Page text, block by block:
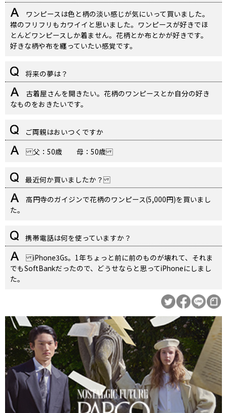
ワンピースは色と柄の淡い感じが気にいって買いました。
襟のフリフリもカワイイと思いました。ワンピースが好きでほ
とんどワンピースしか着ません。花柄とか布とかが好きです。
好きな柄や布を纏っていたい感覚です。
将来の夢は？
古着屋さんを開きたい。花柄のワンピースとか自分の好き
なものをおきたいです。
ご両親はおいつくですか
父：50歳 母：50歳
最近何か買いましたか？
高円寺のガイジンで花柄のワンピース(5,000円)を買いまし
た。
携帯電話は何を使っていますか？
iPhone3Gs。1年ちょっと前に前のものが壊れて、それま
でもSoftBankだったので、どうせならと思ってiPhoneにしまし
た。